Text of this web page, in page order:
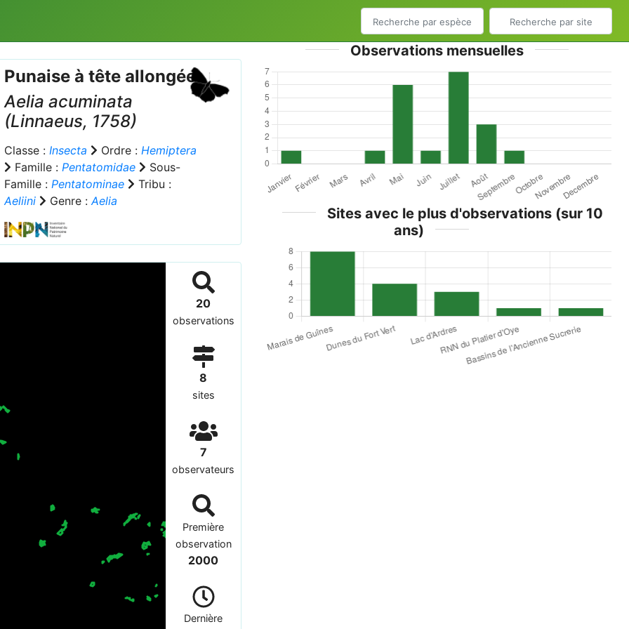
Punaise à tête allongée
Aelia acuminata
(Linnaeus, 1758)
Classe : Insecta Ordre : Hemiptera
Famille : Pentatomidae
Sous-
Famille : Pentatominae
Tribu :
Aeliini
Genre :Aelia
20
observations
8
sites
7
observateurs
Première
observation
2000
Dernière
Observations mensuelles
Sites avec le plus d'observations (sur 10
ans)